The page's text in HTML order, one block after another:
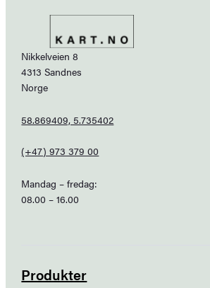
Nikkelveien 8
4313 Sandnes
Norge
58.869409, 5.735402
(+47) 973 379 00
Mandag – fredag:
08.00 – 16.00
Produkter